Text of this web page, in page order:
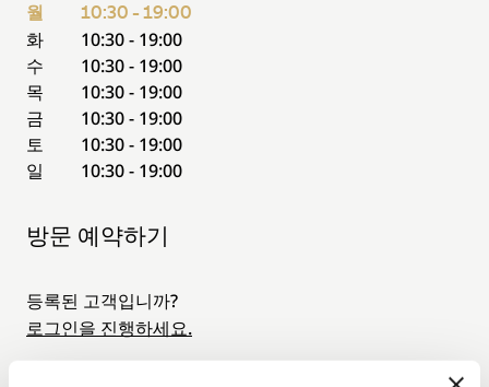
월 10:30 - 19:00
화
10:30 - 19:00
수
10:30 - 19:00
목
10:30 - 19:00
금
10:30 - 19:00
토
10:30 - 19:00
일
10:30 - 19:00
방문 예약하기
등록된 고객입니까?
로그인을 진행하세요.